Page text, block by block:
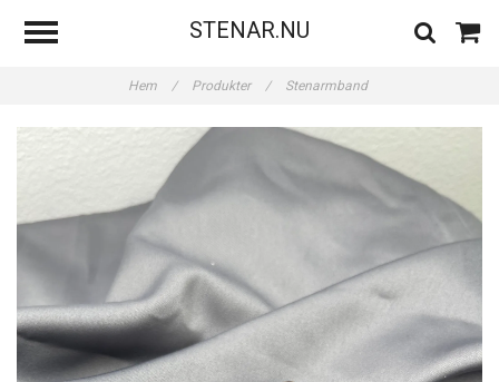
STENAR.NU
Hem / Produkter / Stenarmband